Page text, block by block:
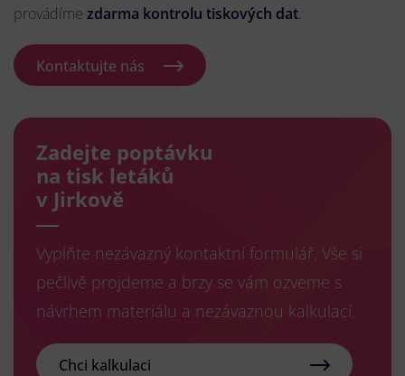
provádíme zdarma kontrolu tiskových dat.
Kontaktujte nás
Zadejte poptávku
na tisk letáků
v Jirkově
Vyplňte nezávazný kontaktní formulář. Vše si
pečlivě projdeme a brzy se vám ozveme s
návrhem materiálu a nezávaznou kalkulací.
Chci kalkulaci